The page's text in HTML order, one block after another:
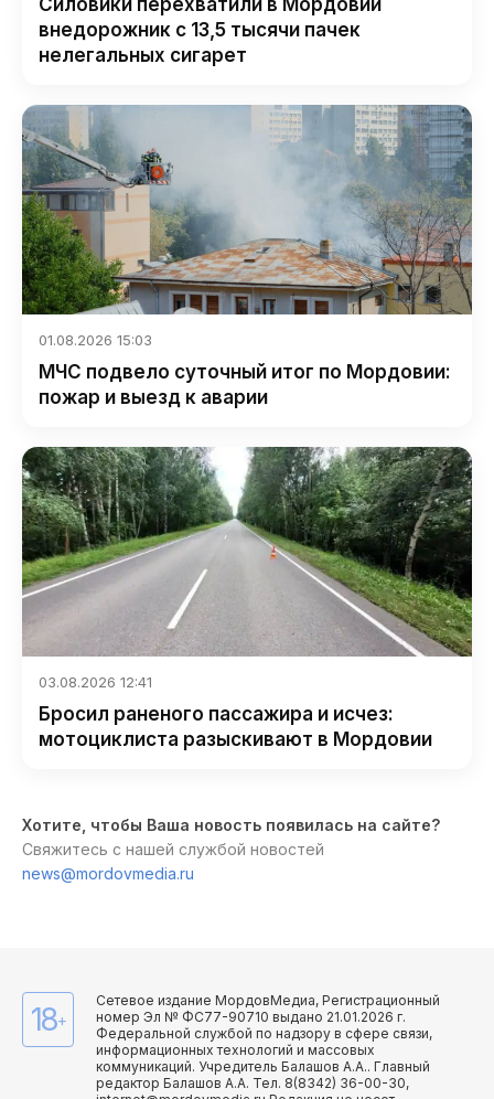
Силовики перехватили в Мордовии
внедорожник с 13,5 тысячи пачек
нелегальных сигарет
01.08.2026 15:03
МЧС подвело суточный итог по Мордовии:
пожар и выезд к аварии
03.08.2026 12:41
Бросил раненого пассажира и исчез:
мотоциклиста разыскивают в Мордовии
Хотите, чтобы Ваша новость появилась на сайте?
Свяжитесь с нашей службой новостей
news@mordovmedia.ru
18+
Сетевое издание МордовМедиа, Регистрационный
номер Эл № ФС77-90710 выдано 21.01.2026 г.
Федеральной службой по надзору в сфере связи,
информационных технологий и массовых
коммуникаций. Учредитель Балашов А.А.. Главный
редактор Балашов А.А. Тел. 8(8342) 36-00-30,